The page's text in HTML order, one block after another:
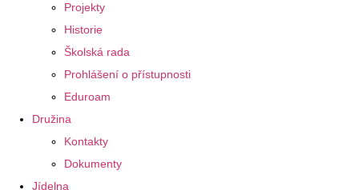
Projekty
Historie
Školská rada
Prohlášení o přístupnosti
Eduroam
Družina
Kontakty
Dokumenty
Jídelna